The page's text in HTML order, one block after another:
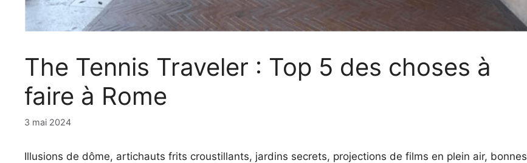
The Tennis Traveler : Top 5 des choses à
faire à Rome
3 mai 2024
Illusions de dôme, artichauts frits croustillants, jardins secrets, projections de films en plein air, bonnes